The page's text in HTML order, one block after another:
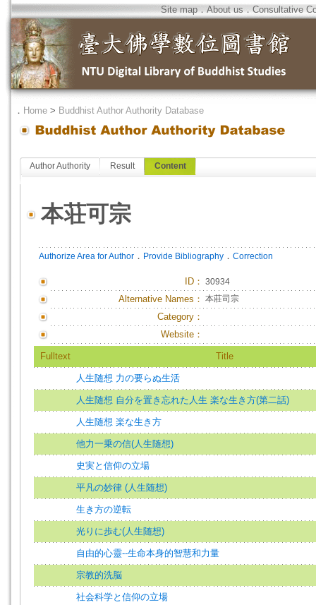
Site map．About us．Consultative
． Home > Buddhist Author Authority Database
Author Authority Result Content
本荘可宗
Authorize Area for Author ． Provide Bibliography ． Correction
ID ： 30934
Alternative Names： 本莊司宗
Category：
Website：
Fulltext Title
人生随想 力の要らぬ生活
人生随想 自分を置き忘れた人生 楽な生き方(第二話)
人生随想 楽な生き方
他力一乗の信(人生随想)
史実と信仰の立場
平凡の妙律 (人生随想)
生き方の逆転
光りに歩む(人生随想)
自由的心靈--生命本身的智慧和力量
宗教的洗脳
社会科学と信仰の立場